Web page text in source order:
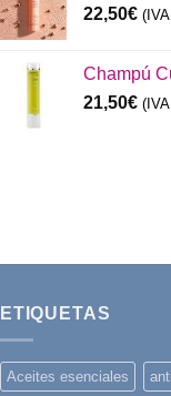
22,50€
Champú
21,50€
ETIQUETAS
Aceites esenciales